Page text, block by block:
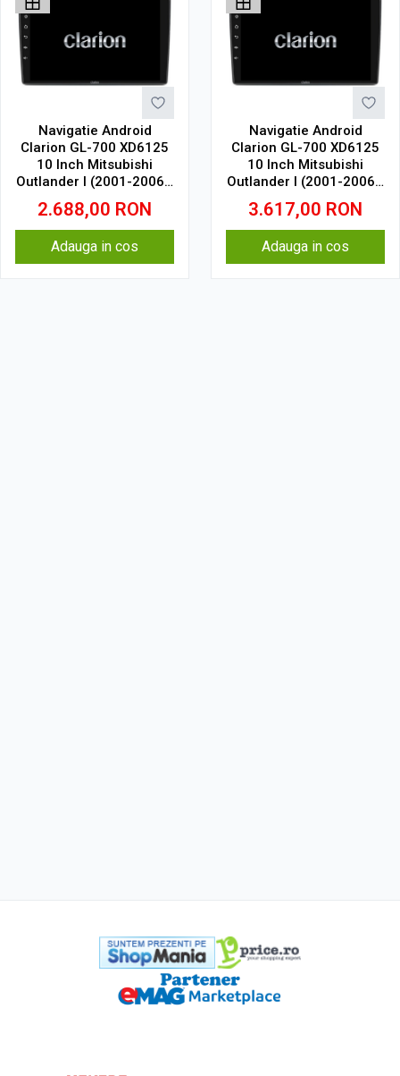
Navigatie Android
Clarion GL-700 XD6125
10 Inch Mitsubishi
Outlander I (2001-2006),
4 GB, 64 GB, QLED 2K
2.688,00 RON
Adauga in cos
Navigatie Android
Clarion GL-700 XD6125
10 Inch Mitsubishi
Outlander I (2001-2006),
8 GB, 256 GB, QLED 2K
3.617,00 RON
Adauga in cos